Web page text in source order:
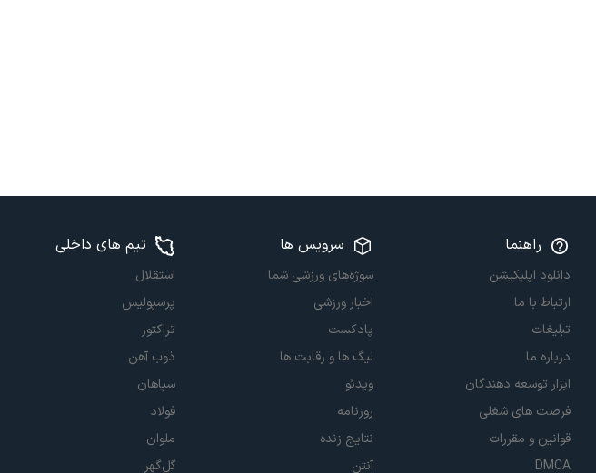
راهنما
دانلود اپلیکیشن
ارتباط با ما
تبلیغات
درباره ما
ابزار توسعه دهندگان
فرصت های شغلی
قوانین و مقررات
DMCA
سرویس ها
سوژه‌های ورزشی شما
اخبار ورزشی
پادکست
لیگ ها و رقابت ها
ویدئو
روزنامه
نتایج زنده
آنتن
تیم های داخلی
استقلال
پرسپولیس
تراکتور
ذوب آهن
سپاهان
فولاد
ملوان
گل‌گهر